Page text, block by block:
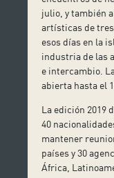
julio, y también
artísticas de
esos días en la
industria de las
e intercambio.
abierta hasta el
La edición 2019
40
mantener
países y 30
África,